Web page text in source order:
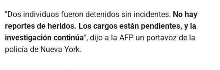
"Dos individuos fueron detenidos sin incidentes. No hay
reportes de heridos. Los cargos están pendientes, y la
investigación continúa", dijo a la AFP un portavoz de la
policía de Nueva York.